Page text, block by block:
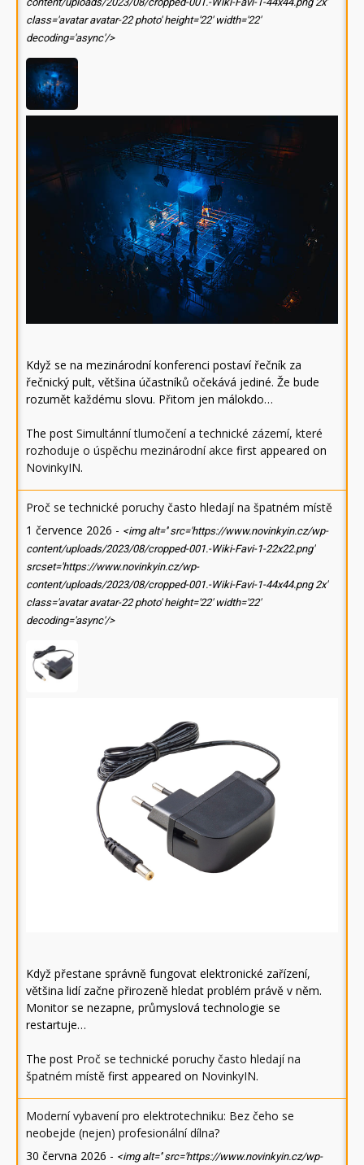
class='avatar avatar-22 photo' height='22' width='22'
decoding='async'/>
Když se na mezinárodní konferenci postaví řečník za
řečnický pult, většina účastníků očekává jediné. Že bude
rozumět každému slovu. Přitom jen málokdo…
The post Simultánní tlumočení a technické zázemí, které
rozhoduje o úspěchu mezinárodní akce first appeared on
NovinkyIN.
Proč se technické poruchy často hledají na špatném místě
1 července 2026 - <img alt='' src='https://www.novinkyin.cz/wp-
content/uploads/2023/08/cropped-001.-Wiki-Favi-1-22x22.png'
srcset='https://www.novinkyin.cz/wp-
content/uploads/2023/08/cropped-001.-Wiki-Favi-1-44x44.png 2x'
class='avatar avatar-22 photo' height='22' width='22'
decoding='async'/>
Když přestane správně fungovat elektronické zařízení,
většina lidí začne přirozeně hledat problém právě v něm.
Monitor se nezapne, průmyslová technologie se
restartuje…
The post Proč se technické poruchy často hledají na
špatném místě first appeared on NovinkyIN.
Moderní vybavení pro elektrotechniku: Bez čeho se
neobejde (nejen) profesionální dílna?
30 června 2026 - <img alt='' src='https://www.novinkyin.cz/wp-